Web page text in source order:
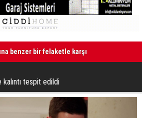
tespit edildi